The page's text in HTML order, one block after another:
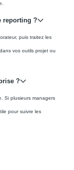
reporting ?
puis traitez les
vos outils projet ou
?
Si plusieurs managers
pour suivre les